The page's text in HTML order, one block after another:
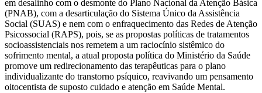
em desalinho com o desmonte do Plano Nacional da Atenção Básica
(PNAB), com a desarticulação do Sistema Único da Assistência
Social (SUAS) e nem com o enfraquecimento das Redes de Atenção
Psicossocial (RAPS), pois, se as propostas políticas de tratamentos
socioassistenciais nos remetem a um raciocínio sistêmico do
sofrimento mental, a atual proposta política do Ministério da Saúde
promove um redirecionamento das terapêuticas para o plano
individualizante do transtorno psíquico, reavivando um pensamento
oitocentista de suposto cuidado e atenção em Saúde Mental.